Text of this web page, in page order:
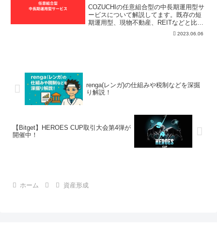
COZUCHIの任意組合型の中長期運用型サ
ービスについて解説してます。既存の短
期運用型、現物不動産、REITなどと比較
しながらメリットとデメリットがわかり
2023.06.06
renga(レンガ)の仕組みや税制などを深掘
り解説！
【Bitget】HEROES CUP取引大会第4弾が
開催中！
ホーム 資産形成